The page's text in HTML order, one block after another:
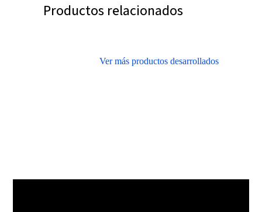
Productos relacionados
Ver más productos desarrollados